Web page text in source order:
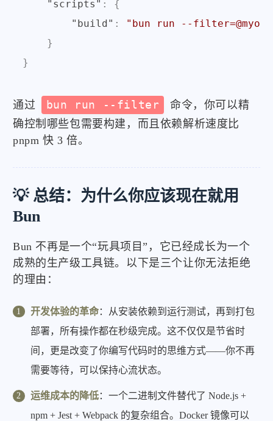
"scripts" :
{
"build" :
"bun run --
}
}
通过 bun run --filter
命令，你可以精
确控制哪些包需要构建，而且依赖解析速度比
pnpm 快 3 倍。
💡 总结：为什么你应该现在就用
Bun
Bun 不再是一个“玩具项目”，它已经成长为一个
成熟的生产级工具链。以下是三个让你无法拒绝
的理由：
开发体验的革命：从安装依赖到运行测试，再到打包
部署，所有操作都在秒级完成。这不仅仅是节省时
间，更是改变了你编写代码时的思维方式——你不再
需要等待，可以保持心流状态。
运维成本的降低：一个二进制文件替代了 Node.js +
npm + Jest + Webpack 的复杂组合。Docker 镜像可以